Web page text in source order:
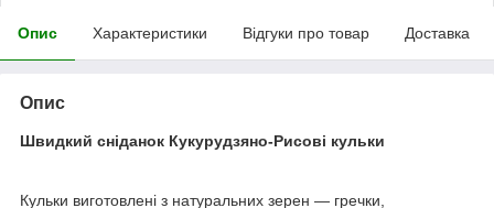
Опис Характеристики Відгуки про товар Доставка
Опис
Швидкий сніданок Кукурудзяно-Рисові кульки
Кульки виготовлені з натуральних зерен — гречки,